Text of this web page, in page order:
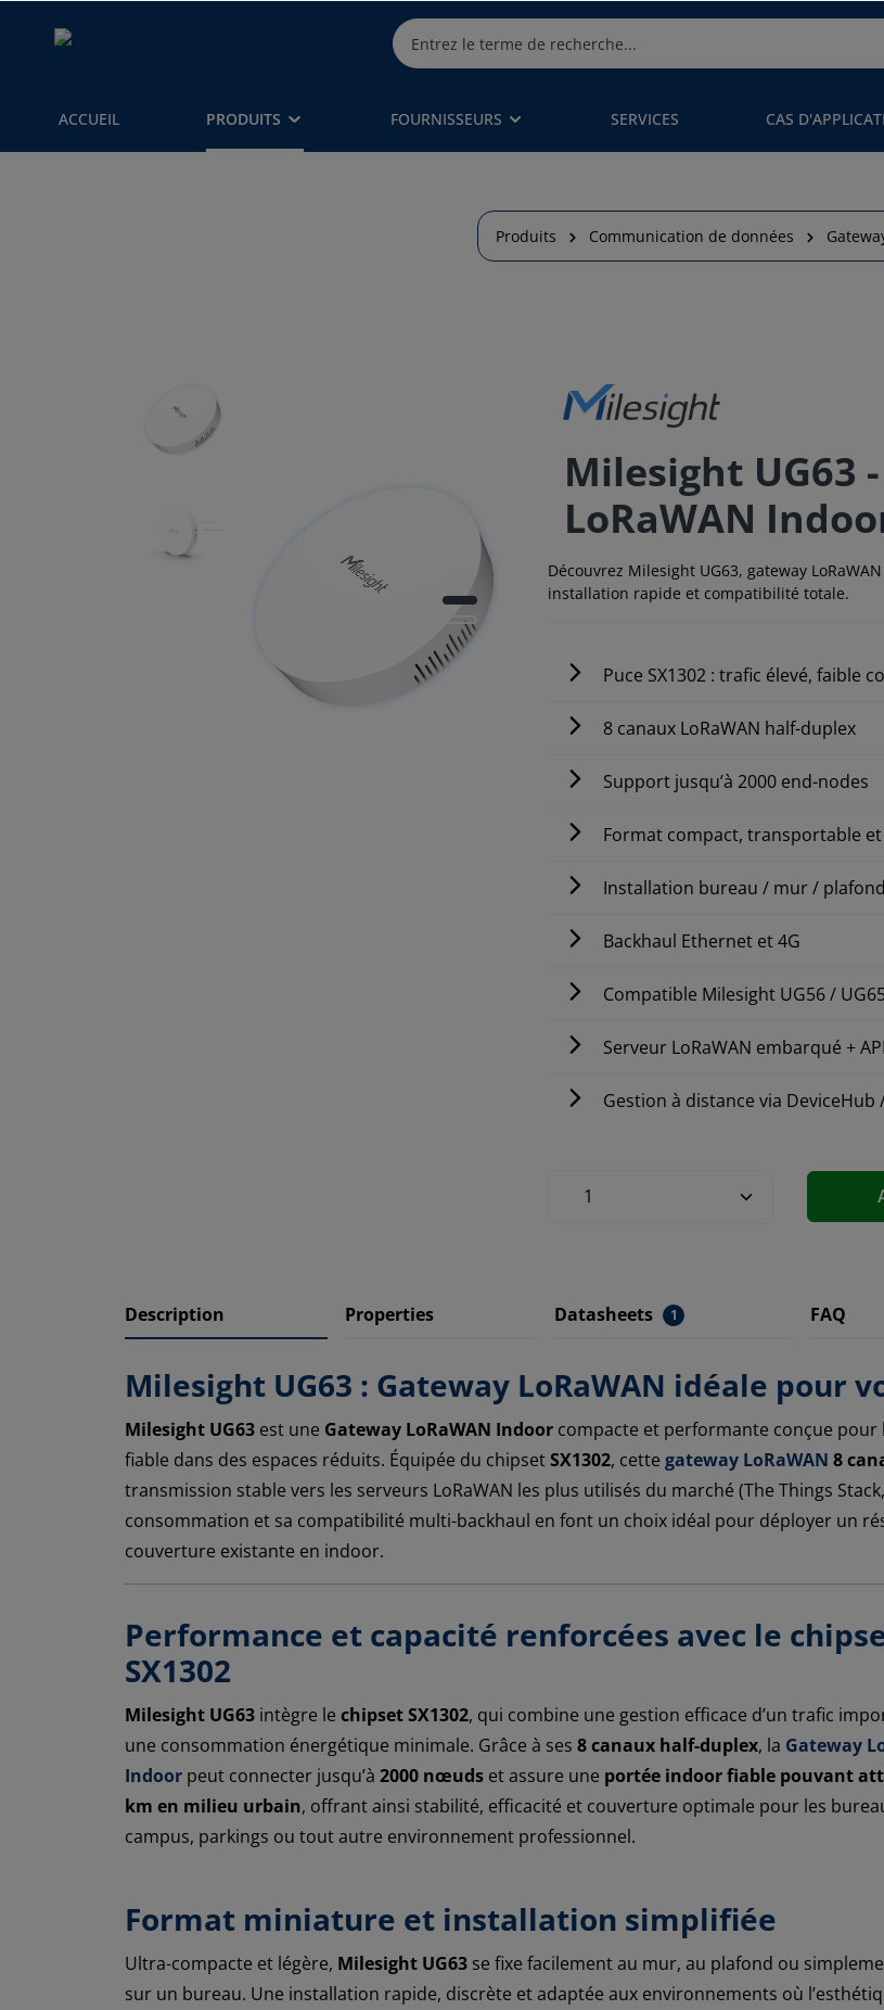
ACCUEIL PRODUITS FOURNISSEURS SERVICES CAS
Produits Communication de données
Milesight UG63
LoRaWAN
Découvrez Milesight UG63, gateway
installation rapide et compatibilité totale.
Puce SX1302 : trafic élevé, faible
8 canaux LoRaWAN half-duplex
Support jusqu’à 2000 end-nodes
Format compact, transportable
Installation bureau / mur / plafond
Backhaul Ethernet et 4G
Compatible Milesight UG56 /
Serveur LoRaWAN embarqué +
Gestion à distance via DeviceHub
Description Properties Datasheets 1 FAQ
Milesight UG63 : Gateway LoRaWAN idéale pour
Milesight UG63 est une Gateway LoRaWAN Indoor compacte et performante conçue
fiable dans des espaces réduits. Équipée du chipsetSX1302, cette gateway LoRaWAN 8
transmission stable vers les serveurs LoRaWAN les plus utilisés du marché (The Things
consommation et sa compatibilité multi-backhaul en font un choix idéal pour déployer un
couverture existante en indoor.
Performance et capacité renforcées avec le
SX1302
Milesight UG63 intègre le chipset SX1302, qui combine une gestion efficace d’un trafic
une consommation énergétique minimale. Grâce à ses 8 canaux half-duplex, la Gateway
Indoor peut connecter jusqu’à 2000 nœuds et assure une portée indoor fiable pouvant
km en milieu urbain, offrant ainsi stabilité, efficacité et couverture optimale pour les
campus, parkings ou tout autre environnement professionnel.
Format miniature et installation simplifiée
Ultra-compacte et légère, Milesight UG63 se fixe facilement au mur, au plafond ou
sur un bureau. Une installation rapide, discrète et adaptée aux environnements où